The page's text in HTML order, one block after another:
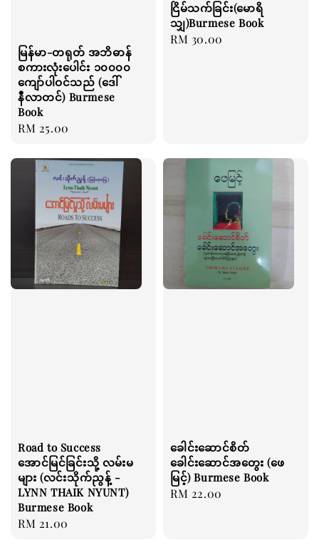
မြန်မာ-တရုတ် အဘိဓာန်
စကားလုံးပေါင်း ၁၀၀၀၀
ကျော်ပါဝင်သည် (ဒေါ်
နီလာတင်) Burmese
Book
Regular
RM 25.00
ငြိမ်သက်ခြင်း(မောရိ
သျှ)Burmese Book
Regular
RM 30.00
Road to Success
အောင်မြင်ခြင်းသို့ လမ်းမ
များ (လင်းသိုက်ညွန့် -
LYNN THAIK NYUNT)
Burmese Book
Regular
RM 21.00
ခေါင်းဆောင်စိတ်
ခေါင်းဆောင်အတွေး (ဖေ
မြင့်) Burmese Book
Regular
RM 22.00